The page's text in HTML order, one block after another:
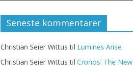
Seneste kommentarer
Christian Seier Wittus til Lumines Arise
Christian Seier Wittus til Cronos: The New